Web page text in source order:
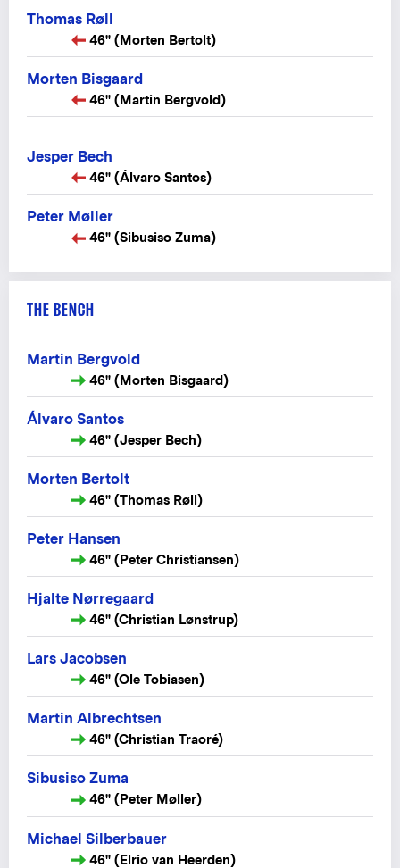
Thomas Røll
46" (Morten Bertolt)
Morten Bisgaard
46" (Martin Bergvold)
Jesper Bech
46" (Álvaro Santos)
Peter Møller
46" (Sibusiso Zuma)
THE BENCH
Martin Bergvold
46" (Morten Bisgaard)
Álvaro Santos
46" (Jesper Bech)
Morten Bertolt
46" (Thomas Røll)
Peter Hansen
46" (Peter Christiansen)
Hjalte Nørregaard
46" (Christian Lønstrup)
Lars Jacobsen
46" (Ole Tobiasen)
Martin Albrechtsen
46" (Christian Traoré)
Sibusiso Zuma
46" (Peter Møller)
Michael Silberbauer
46" (Elrio van Heerden)